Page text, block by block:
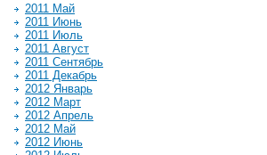
2011 Май
2011 Июнь
2011 Июль
2011 Август
2011 Сентябрь
2011 Декабрь
2012 Январь
2012 Март
2012 Апрель
2012 Май
2012 Июнь